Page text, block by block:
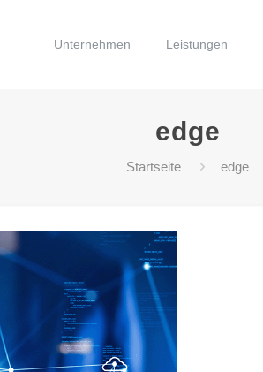
Unternehmen Leistungen
edge
Startseite edge